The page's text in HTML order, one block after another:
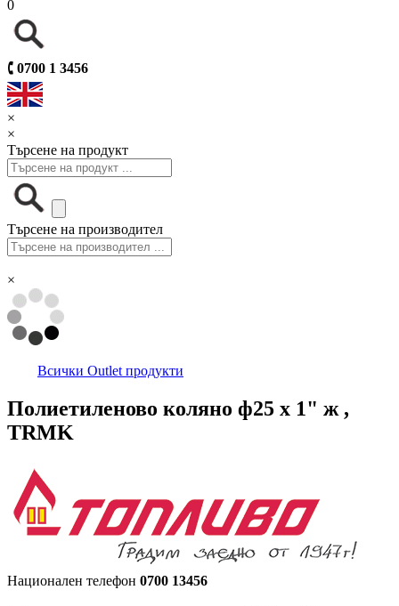
0
🕻 0700 1 3456
×
×
Търсене на продукт
Търсене на производител
×
Всички Outlet продукти
Полиетиленово коляно ф25 х 1" ж ,
TRMK
Национален телефон 0700 13456